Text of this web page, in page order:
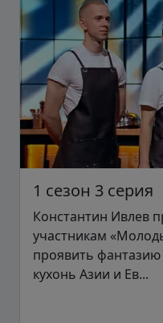
1 сезон 3 серия
Константин Ивлев
участникам
проявить
кухонь Азии и Ев...